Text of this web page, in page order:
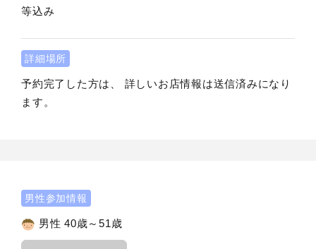
等込み
詳細場所
予約完了した方は、 詳しいお店情報は送信済みになり
ます。
男性参加情報
男性 40歳～51歳